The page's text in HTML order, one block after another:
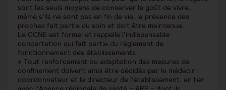
sont les seuls moyens de conserver le goût de vivre,
même s’ils ne sont pas en fin de vie, la présence des
proches fait partie du soin et doit être maintenue.
Le CCNE est formel et rappelle l’indispensable
concertation qui fait partie du règlement de
fonctionnement des établissements.
« Tout renforcement ou adaptation des mesures de
confinement doivent ainsi être décidés par le médecin
coordonnateur et le directeur de l’établissement, en lien